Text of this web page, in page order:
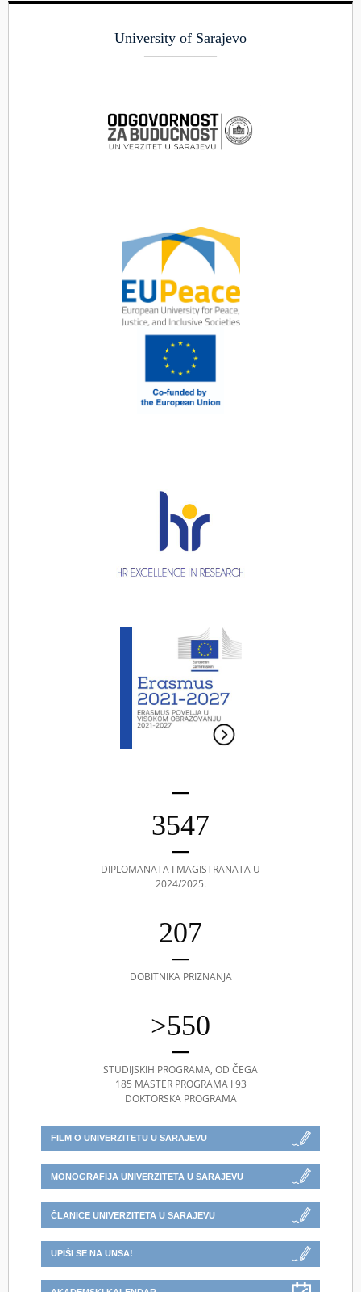
University of Sarajevo
3547
DIPLOMANATA I MAGISTRANATA U
2024/2025.
207
DOBITNIKA PRIZNANJA
>550
STUDIJSKIH PROGRAMA, OD ČEGA
185 MASTER PROGRAMA I 93
DOKTORSKA PROGRAMA
FILM O UNIVERZITETU U SARAJEVU
MONOGRAFIJA UNIVERZITETA U SARAJEVU
ČLANICE UNIVERZITETA U SARAJEVU
UPIŠI SE NA UNSA!